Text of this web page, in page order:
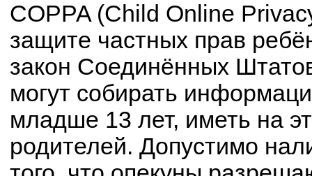
COPPA (Child Online
защите частных прав
закон Соединённых
могут собирать
младше 13 лет, иметь на
родителей. Допустимо